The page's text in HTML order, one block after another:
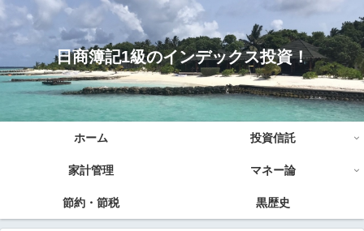
日商簿記1級のインデックス投資！
ホーム 投資信託
家計管理 マネー論
節約・節税 黒歴史